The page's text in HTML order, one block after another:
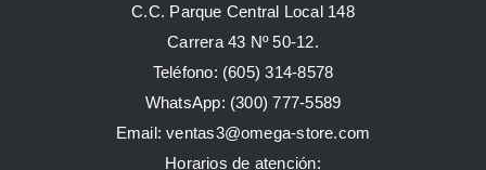
C.C. Parque Central Local 148
Carrera 43 Nº 50-12.
Teléfono: (605) 314-8578
WhatsApp: (300) 777-5589
Email: ventas3@omega-store.com
Horarios de atención: